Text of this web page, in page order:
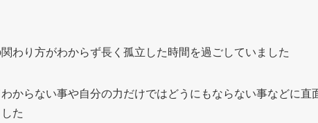
わり方がわからず長く孤立した時間を過ごしていました
からない事や自分の力だけではどうにもならない事などに直
た